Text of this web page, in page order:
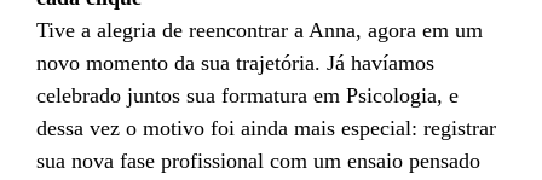
Tive a alegria de reencontrar a Anna, agora em um
novo momento da sua trajetória. Já havíamos
celebrado juntos sua formatura em Psicologia, e
dessa vez o motivo foi ainda mais especial: registrar
sua nova fase profissional com um ensaio pensado